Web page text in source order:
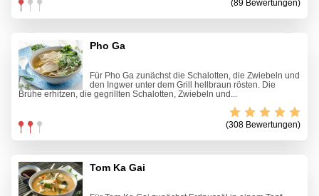
(89 Bewertungen)
Pho Ga
Für Pho Ga zunächst die Schalotten, die Zwiebeln und
den Ingwer unter dem Grill hellbraun rösten. Die
Brühe erhitzen, die gegrillten Schalotten, Zwiebeln und...
(308 Bewertungen)
Tom Ka Gai